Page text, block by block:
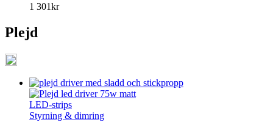
1 301kr
Plejd
LED-strips
Styrning & dimring